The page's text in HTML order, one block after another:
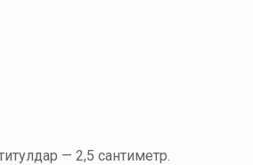
— 2,5 сантиметр.